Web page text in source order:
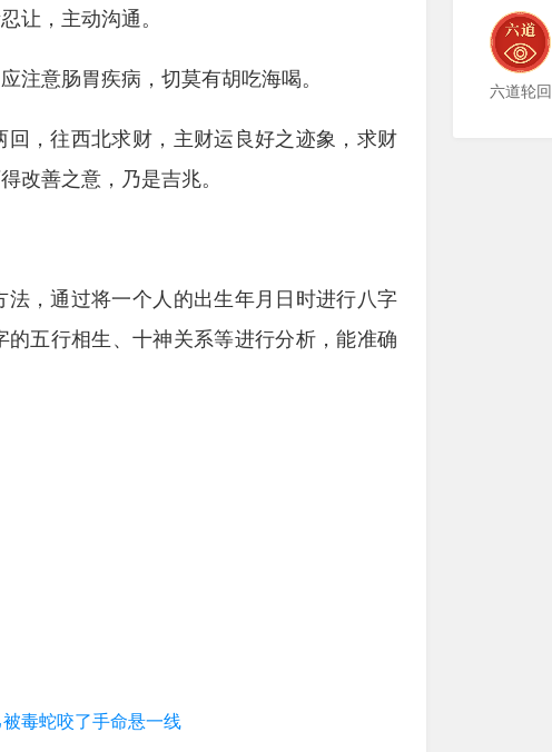
让，主动沟通。
注意肠胃疾病，切莫有胡吃海喝。
，往西北求财，主财运良好之迹象，求财
改善之意，乃是吉兆。
，通过将一个人的出生年月日时进行八字
五行相生、十神关系等进行分析，能准确
毒蛇咬了手命悬一线
六道轮回